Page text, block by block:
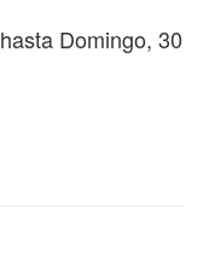
hasta Domingo, 30